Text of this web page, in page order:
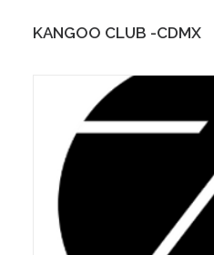
KANGOO CLUB -CDMX